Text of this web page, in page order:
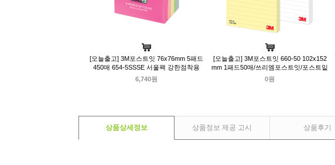
[오늘출고] 3M포스트잇 76x76mm 5패드
450매 654-5SSSE 서울팩 강한점착용
6,740원
[오늘출고] 3M포스트잇 660-50 102x152
mm 1패드50매/쓰리엠포스트잇/포스트잍
0원
상품상세정보 상품정보 제공 고시 상품후기